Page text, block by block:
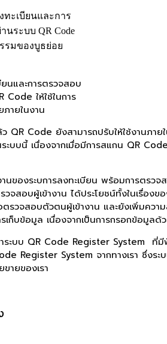
ยนและการตรวจสอบ
Code ให้ใช้ในการ
ายในงาน
ว QR Code ยังสามารถปรับให้ใช้งานภ
ะบบนี้ เนื่องจากเมื่อมีการสแกน QR
นของระบการลงทะเบียน พร้อมการตรว
วจสอบผู้เข้างาน ได้ประโยชน์ทั้งในเรื่อ
วจสอบตัวตนผู้เข้างาน และยังเพิ่มควา
เก็บข้อมูล เนื่องจากเป็นการกรอกข้อมูลด้
ะบบ QR Code Register System ที่มี
Register System จากทางเรา ซึ่ง
ายของเรา